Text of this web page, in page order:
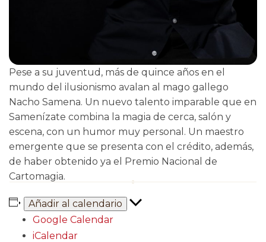
Pese a su juventud, más de quince años en el
mundo del ilusionismo avalan al mago gallego
Nacho Samena. Un nuevo talento imparable que en
Samenízate combina la magia de cerca, salón y
escena, con un humor muy personal. Un maestro
emergente que se presenta con el crédito, además,
de haber obtenido ya el Premio Nacional de
Cartomagia.
Añadir al calendario
Google Calendar
iCalendar